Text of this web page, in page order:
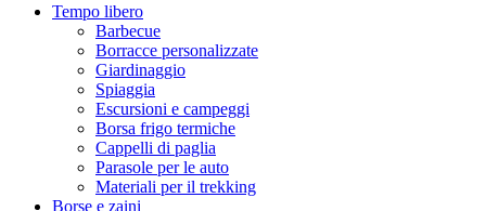
Tempo libero
Barbecue
Borracce personalizzate
Giardinaggio
Spiaggia
Escursioni e campeggi
Borsa frigo termiche
Cappelli di paglia
Parasole per le auto
Materiali per il trekking
Borse e zaini